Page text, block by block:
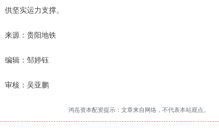
供坚实运力支撑。
来源：贵阳地铁
编辑：邹婷钰
审核：吴亚鹏
鸿岳资本配资提示：文章来自网络，不代表本站观点。